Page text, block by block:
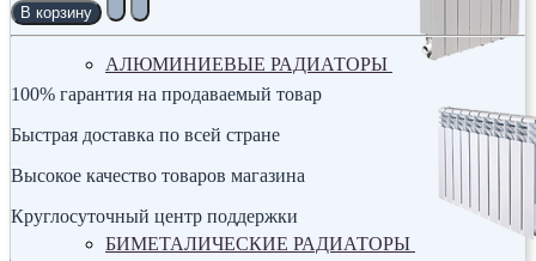
АЛЮМИНИЕВЫЕ РАДИАТОРЫ
БИМЕТАЛИЧЕСКИЕ РАДИАТОРЫ
В корзину
100% гарантия на продаваемый товар
Быстрая доставка по всей стране
Высокое качество товаров магазина
Круглосуточный центр поддержки